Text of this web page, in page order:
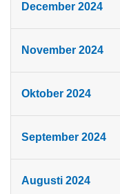
December 2024
November 2024
Oktober 2024
September 2024
Augusti 2024